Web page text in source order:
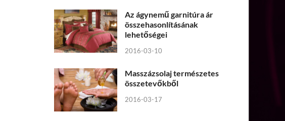
Az ágynemű garnitúra ár
összehasonlításának
lehetőségei
2016-03-10
Masszázsolaj természetes
összetevőkből
2016-03-17